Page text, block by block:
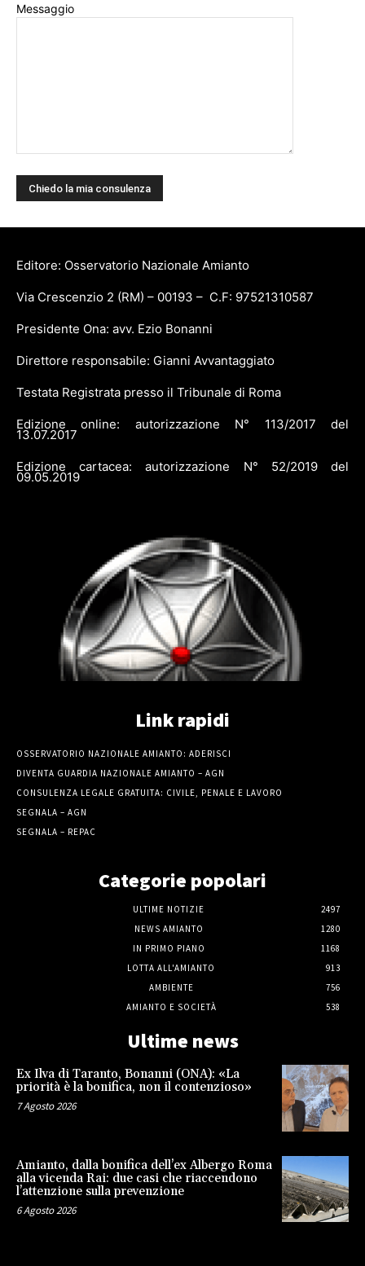
Messaggio
Editore: Osservatorio Nazionale Amianto
Via Crescenzio 2 (RM) – 00193 – C.F: 97521310587
Presidente Ona: avv. Ezio Bonanni
Direttore responsabile: Gianni Avvantaggiato
Testata Registrata presso il Tribunale di Roma
Edizione online: autorizzazione N° 113/2017 del
13.07.2017
Edizione cartacea: autorizzazione N° 52/2019 del
09.05.2019
Link rapidi
OSSERVATORIO NAZIONALE AMIANTO: ADERISCI
DIVENTA GUARDIA NAZIONALE AMIANTO – AGN
CONSULENZA LEGALE GRATUITA: CIVILE, PENALE E LAVORO
SEGNALA – AGN
SEGNALA – REPAC
Categorie popolari
ULTIME NOTIZIE
2497
NEWS AMIANTO
1280
IN PRIMO PIANO
1168
LOTTA ALL'AMIANTO
913
AMBIENTE
756
AMIANTO E SOCIETÀ
538
Ultime news
Ex Ilva di Taranto, Bonanni (ONA): «La
priorità è la bonifica, non il contenzioso»
7 Agosto 2026
Amianto, dalla bonifica dell’ex Albergo Roma
alla vicenda Rai: due casi che riaccendono
l’attenzione sulla prevenzione
6 Agosto 2026